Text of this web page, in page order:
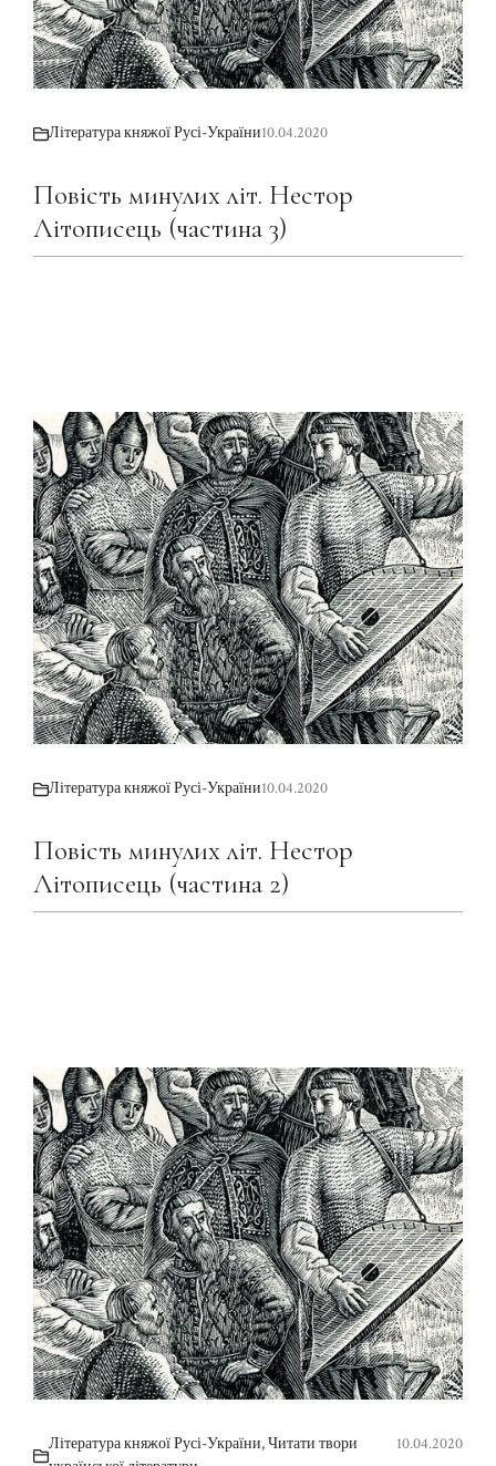
Література княжої Русі-України10.04.2020
Повість минулих літ. Нестор
Літописець (частина 3)
Література княжої Русі-України10.04.2020
Повість минулих літ. Нестор
Літописець (частина 2)
Література княжої Русі-України,Читати твори
10.04.2020